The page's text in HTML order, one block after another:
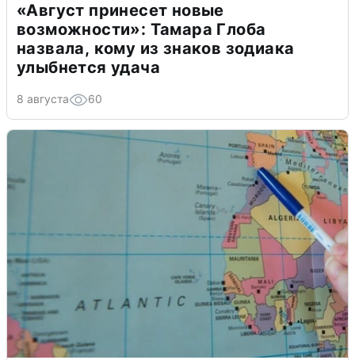
«Август принесет новые
возможности»: Тамара Глоба
назвала, кому из знаков зодиака
улыбнется удача
8 августа 60